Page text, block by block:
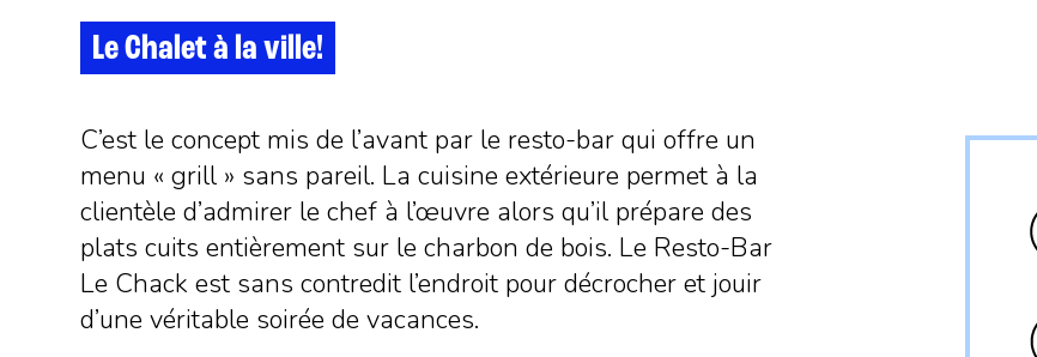
Le Chalet à la ville!
C’est le concept mis de l’avant par le resto-bar qui offre un
menu « grill » sans pareil. La cuisine extérieure permet à la
clientèle d’admirer le chef à l’œuvre alors qu’il prépare des
plats cuits entièrement sur le charbon de bois. Le Resto-Bar
Le Chack est sans contredit l’endroit pour décrocher et jouir
d’une véritable soirée de vacances.